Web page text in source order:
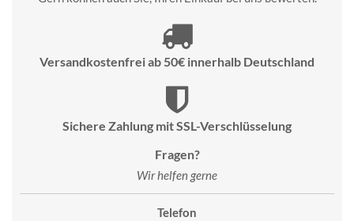
Versandkostenfrei ab 50€ innerhalb Deutschland
Sichere Zahlung mit SSL-Verschlüsselung
Fragen?
Wir helfen gerne
Telefon